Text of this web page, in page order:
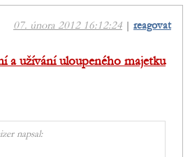
07. února 2012 16:12:24 | reagovat
a užívání uloupeného majetku
napsal: